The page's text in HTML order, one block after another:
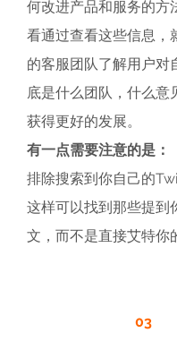
何改进产品和服务的方
看通过查看这些信息，
的客服团队了解用户对
底是什么团队，什么意
获得更好的发展。
有一点需要注意的是：
排除搜索到你自己的
这样可以找到那些提到
文，而不是直接艾特你
03